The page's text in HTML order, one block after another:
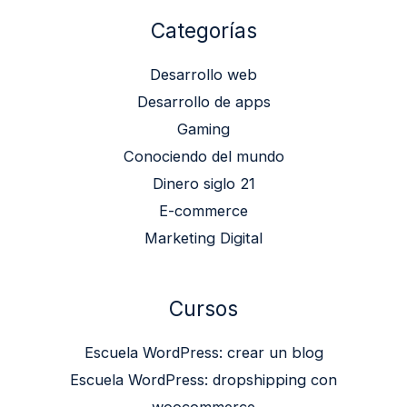
Categorías
Desarrollo web
Desarrollo de apps
Gaming
Conociendo del mundo
Dinero siglo 21
E-commerce
Marketing Digital
Cursos
Escuela WordPress: crear un blog
Escuela WordPress: dropshipping con